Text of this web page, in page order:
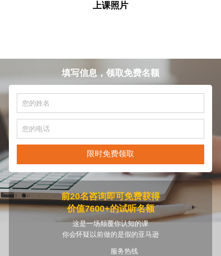
上课照片
填写信息，领取免费名额
限时免费领取
前20名咨询即可免费获得
价值7600+的试听名额
这是一场颠覆你认知的课
你会怀疑以前做的是假的亚马逊
服务热线